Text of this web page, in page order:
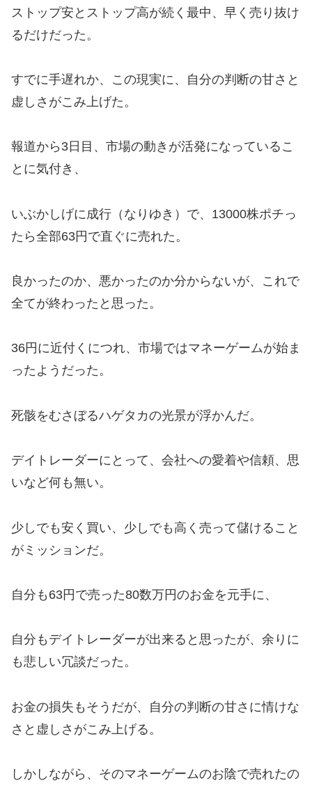
ストップ安とストップ高が続く最中、早く売り抜け
るだけだった。
すでに手遅れか、この現実に、自分の判断の甘さと
虚しさがこみ上げた。
報道から3日目、市場の動きが活発になっているこ
とに気付き、
いぶかしげに成行（なりゆき）で、13000株ポチっ
たら全部63円で直ぐに売れた。
良かったのか、悪かったのか分からないが、これで
全てが終わったと思った。
36円に近付くにつれ、市場ではマネーゲームが始ま
ったようだった。
死骸をむさぼるハゲタカの光景が浮かんだ。
デイトレーダーにとって、会社への愛着や信頼、思
いなど何も無い。
少しでも安く買い、少しでも高く売って儲けること
がミッションだ。
自分も63円で売った80数万円のお金を元手に、
自分もデイトレーダーが出来ると思ったが、余りに
も悲しい冗談だった。
お金の損失もそうだが、自分の判断の甘さに情けな
さと虚しさがこみ上げる。
しかしながら、そのマネーゲームのお陰で売れたの